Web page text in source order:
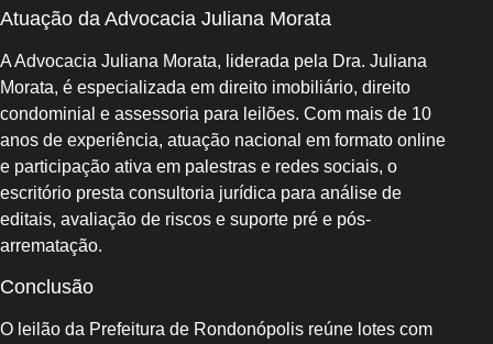
Atuação da Advocacia Juliana Morata
A Advocacia Juliana Morata, liderada pela Dra. Juliana
Morata, é especializada em direito imobiliário, direito
condominial e assessoria para leilões. Com mais de 10
anos de experiência, atuação nacional em formato online
e participação ativa em palestras e redes sociais, o
escritório presta consultoria jurídica para análise de
editais, avaliação de riscos e suporte pré e pós-
arrematação.
Conclusão
O leilão da Prefeitura de Rondonópolis reúne lotes com